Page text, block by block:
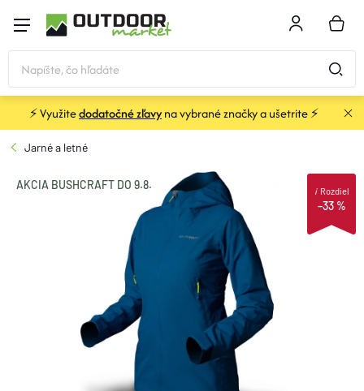
obsah
KOŠÍK
STANY a PRÍSTREŠKY
SPACÁKY
BATOHY a TAŠKY
OBLEČENIE
⚡ Využitedodatočné zľavyna vybrané značky a ušetrite ⚡
Jarné a letné
AKCIA BUSHCRAFT DO 9.8.
–33 %
iRozdiel